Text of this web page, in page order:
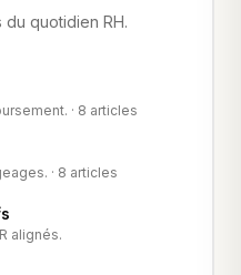
quotidien RH.
· 8 articles
· 8 articles
alignés.